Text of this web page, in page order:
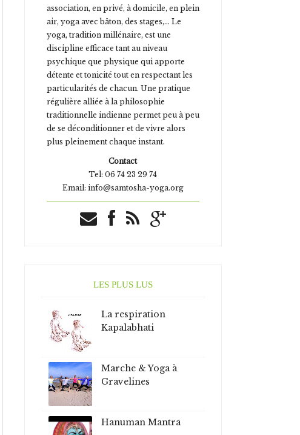
association, en privé, à domicile, en plein
air, yoga avec bâton, des stages,... Le
yoga, tradition millénaire, est une
discipline efficace tant au niveau
psychique que physique qui apporte
détente et tonicité tout en respectant les
particularités de chacun. Une pratique
régulière alliée à la philosophie
traditionnelle indienne permet peu à peu
de se déconditionner et de vivre alors
plus pleinement chaque instant.
Contact
Tel: 06 74 23 29 74
Email: info@samtosha-yoga.org
LES PLUS LUS
La respiration
Kapalabhati
Marche & Yoga à
Gravelines
Hanuman Mantra